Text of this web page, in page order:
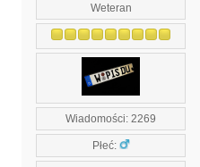
Weteran
Wiadomości: 2269
Płeć: